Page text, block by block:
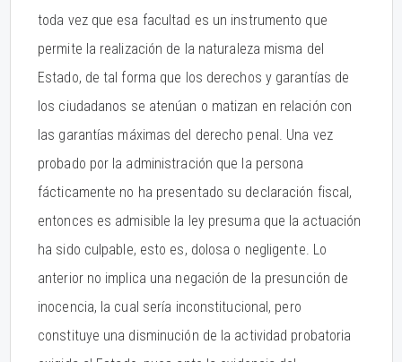
toda vez que esa facultad es un instrumento que
permite la realización de la naturaleza misma del
Estado, de tal forma que los derechos y garantías de
los ciudadanos se atenúan o matizan en relación con
las garantías máximas del derecho penal. Una vez
probado por la administración que la persona
fácticamente no ha presentado su declaración fiscal,
entonces es admisible la ley presuma que la actuación
ha sido culpable, esto es, dolosa o negligente. Lo
anterior no implica una negación de la presunción de
inocencia, la cual sería inconstitucional, pero
constituye una disminución de la actividad probatoria